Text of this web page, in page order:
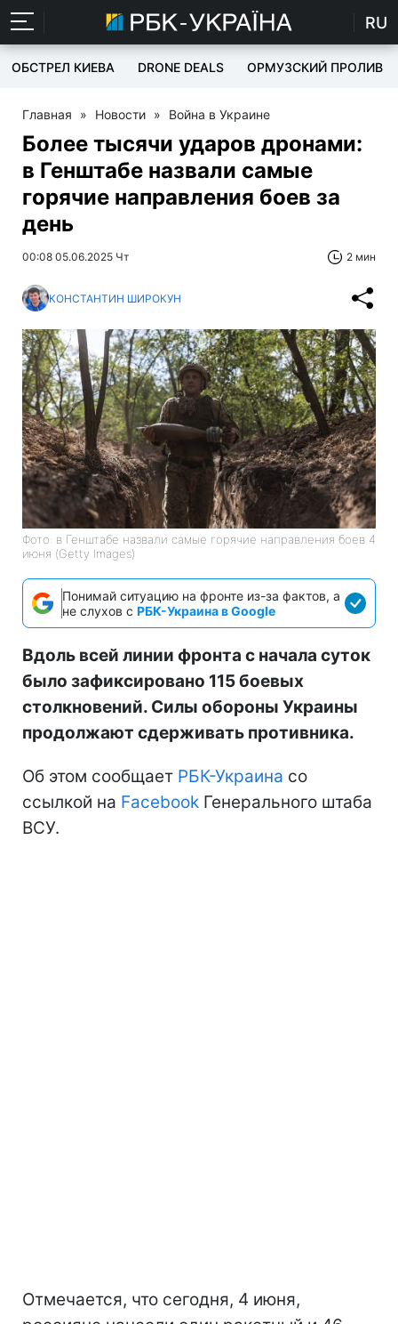
RU
ОБСТРЕЛ КИЕВА DRONE DEALS ОРМУЗСКИЙ ПРОЛИВ
Главная » Новости » Война в Украине
Более тысячи ударов дронами:
в Генштабе назвали самые
горячие направления боев за
день
00:08 05.06.2025 Чт 2 мин
КОНСТАНТИН ШИРОКУН
Фото: в Генштабе назвали самые горячие направления боев 4
июня (Getty Images)
Понимай ситуацию на фронте из-за фактов, а
не слухов с РБК-Украина в Google
Вдоль всей линии фронта с начала суток
было зафиксировано 115 боевых
столкновений. Силы обороны Украины
продолжают сдерживать противника.
Об этом сообщает РБК-Украина со
ссылкой на Facebook Генерального штаба
ВСУ.
Отмечается, что сегодня, 4 июня,